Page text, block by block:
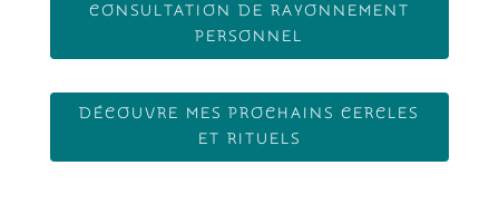
CONSULTATION DE RAYONNEMENT
PERSONNEL
DÉCOUVRE MES PROCHAINS CERCLES
ET RITUELS